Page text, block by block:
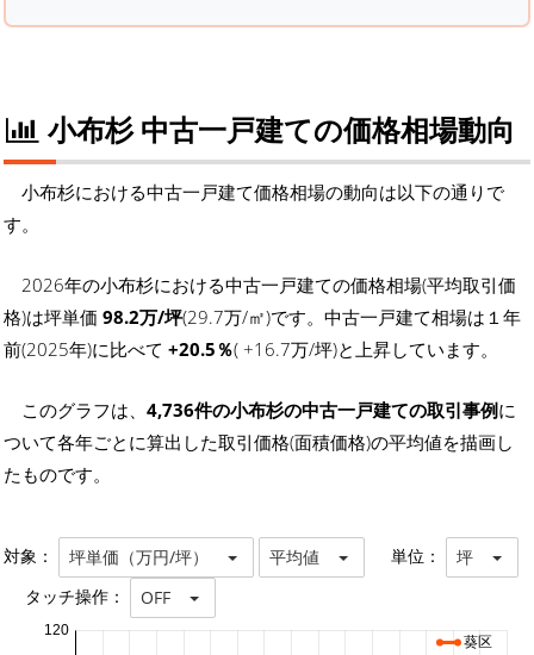
小布杉 中古一戸建ての価格相場動向
小布杉における中古一戸建て価格相場の動向は以下の通りで
す。
2026年の小布杉における中古一戸建ての価格相場(平均取引価
格)は坪単価 98.2万/坪(29.7万/㎡)です。中古一戸建て相場は１年
前(2025年)に比べて +20.5％( +16.7万/坪)と上昇しています。
このグラフは、 4,736件の小布杉の中古一戸建ての取引事例に
ついて各年ごとに算出した取引価格(面積価格)の平均値を描画し
たものです。
対象： 坪単価（万円/坪） 平均値 単位： 坪
タッチ操作： OFF
120
葵区